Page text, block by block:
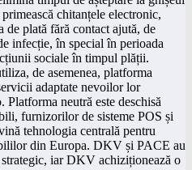
chitanțele electronic,
plată fără contact ajută, de
infecție, în special în perioada
sociale în timpul plății.
de asemenea, platforma
adaptate nevoilor lor
neutră este deschisă
furnizorilor de sisteme POS și
tehnologia centrală pentru
din Europa. DKV și PACE au
iar DKV achiziționează o